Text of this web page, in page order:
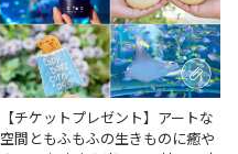
【チケットプレゼント】アートな
空間ともふもふの生きものに癒や